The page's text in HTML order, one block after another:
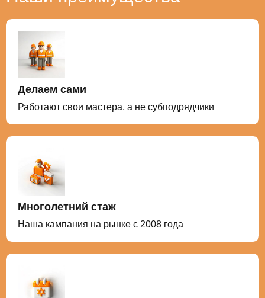
Делаем сами
Работают свои мастера, а не субподрядчики
Многолетний стаж
Наша кампания на рынке с 2008 года